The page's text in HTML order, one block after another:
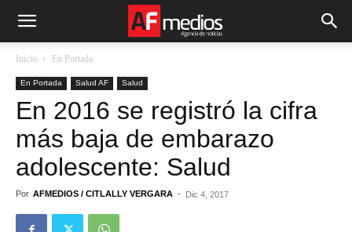
Inicio En Portada
En Portada Salud AF Salud
En 2016 se registró la cifra
más baja de embarazo
adolescente: Salud
Por AFMEDIOS / CITLALLY VERGARA - Dic 4, 2017